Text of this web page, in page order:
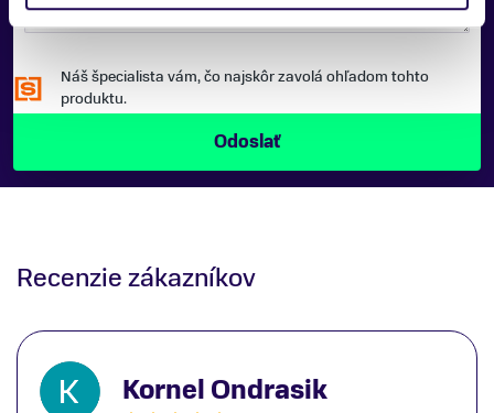
Náš špecialista vám, čo najskôr zavolá ohľadom tohto
produktu.
Recenzie zákazníkov
Kornel Ondrasik